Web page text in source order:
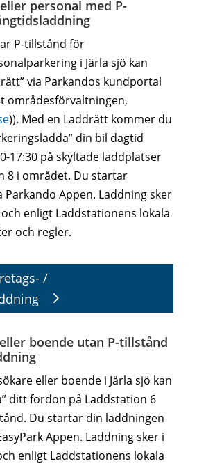
personal med P-
P-tillstånd för
i Järla sjö kan
via Parkandos kundportal
områdesförvaltningen,
)). Med en Laddrätt kommer du
din bil dagtid
17:30 på skyltade laddplatser
8 i området. Du startar
Parkando Appen. Laddning sker
enligt Laddstationens lokala
och regler.
/
boende utan P-tillstånd
eller boende i Järla sjö kan
ditt fordon på Laddstation 6
Du startar din laddningen
Appen. Laddning sker i
enligt Laddstationens lokala